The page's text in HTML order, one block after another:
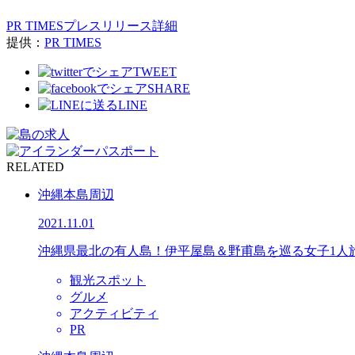
PR TIMESプレスリリース詳細
提供： PR TIMES
TWEET
SHARE
LINE
RELATED
沖縄本島周辺
2021.11.01
沖縄県最北の有人島！伊平屋島＆野甫島を巡る女子1
観光スポット
グルメ
アクティビティ
PR